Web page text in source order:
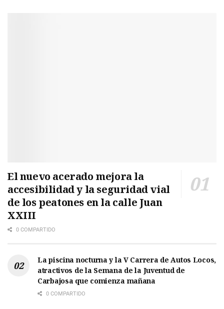
El nuevo acerado mejora la
accesibilidad y la seguridad vial
de los peatones en la calle Juan
XXIII
0 COMPARTIDO
La piscina nocturna y la V Carrera de Autos Locos,
atractivos de la Semana de la Juventud de
Carbajosa que comienza mañana
0 COMPARTIDO